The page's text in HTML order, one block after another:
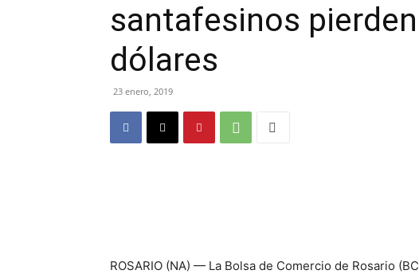
santafesinos
dólares
23 enero, 2019
ROSARIO (NA) — La Bolsa de Comercio de Rosario